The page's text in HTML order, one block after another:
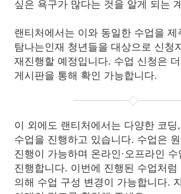
싶은 욕구가 많다는 것을 알게 되는
랜티처에서는 이와 동일한 수업을 제
탐나는인재 청년들을 대상으로 신청
재진행할 예정입니다. 수업 신청은
게시판을 통해 확인 가능합니다.
이 외에도 랜티처에서는 다양한 코딩
수업을 진행하고 있습니다. 수업은
진행이 가능하며 온라인·오프라인 수
진행합니다. 이번에 진행된 수업처럼
의해 수업 구성 변경이 가능합니다.